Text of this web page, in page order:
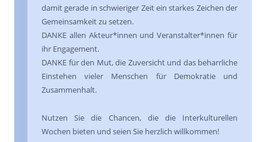
damit gerade in schwieriger Zeit ein starkes Zeichen der
Gemeinsamkeit zu setzen.
DANKE allen Akteur*innen und Veranstalter*innen für
ihr Engagement.
DANKE für den Mut, die Zuversicht und das beharrliche
Einstehen vieler Menschen für Demokratie und
Zusammenhalt.
Nutzen Sie die Chancen, die die Interkulturellen
Wochen bieten und seien Sie herzlich willkommen!